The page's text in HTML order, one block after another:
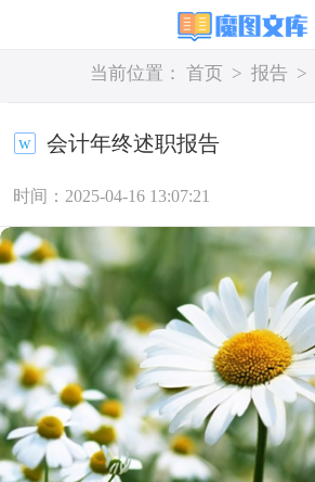
当前位置： 首页 > 报告 >
会计年终述职报告
时间：2025-04-16 13:07:21